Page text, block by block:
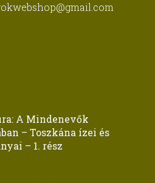
A Mindenevők
– Toszkána ízei és
– 1. rész